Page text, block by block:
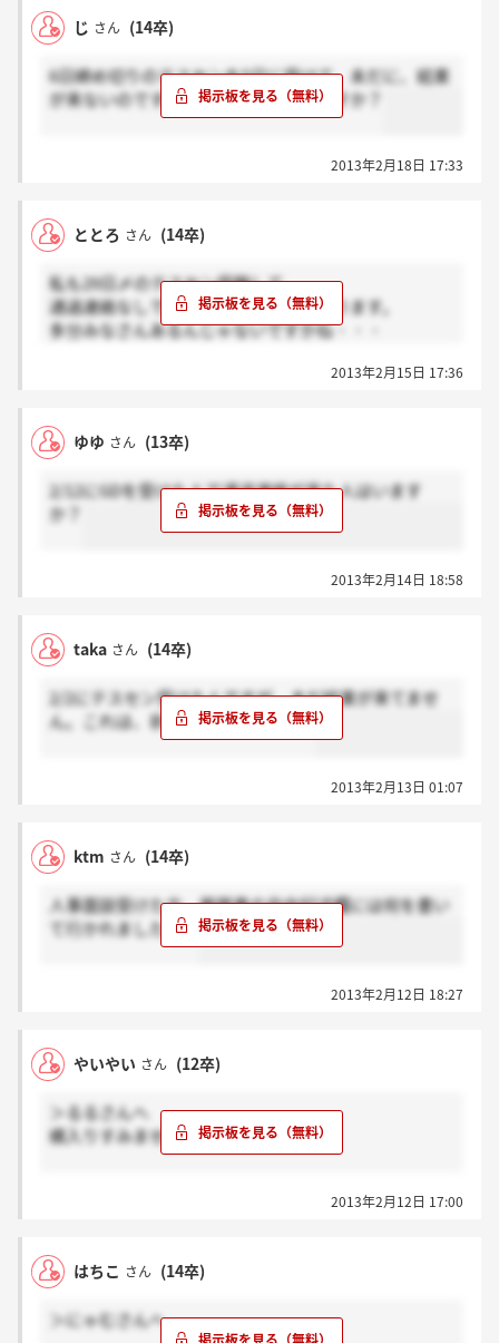
じ さん (14卒)
6日締め切りのテスセンを5日に受けて、未だに、結果
が来ないのですが、同じ状況の人いますか？
2013年2月18日 17:33
ととろ さん (14卒)
私も29日〆のテスセン受験して
通過連絡なしですが、バーコードはあります。
多分みなさんあるんじゃないですかね・・・
2013年2月15日 17:36
ゆゆ さん (13卒)
2/12にGDを受けた人で通過連絡が来た人はいます
か？
2013年2月14日 18:58
taka さん (14卒)
2/2にテスセン受けたんですが、まだ結果が来てませ
ん。これは、祈られたんですかね。
2013年2月13日 01:07
ktm さん (14卒)
人事面談受けた方、履歴書の自由記述欄には何を書い
て行かれましたか？
2013年2月12日 18:27
やいやい さん (12卒)
＞るるさんへ
横入りすみません。
希望が湧きました。結果がどうあれ、もう少し待てそ
うです。
ありがとうございます^^！！！！
2013年2月12日 17:00
はちこ さん (14卒)
＞にゃむさんへ